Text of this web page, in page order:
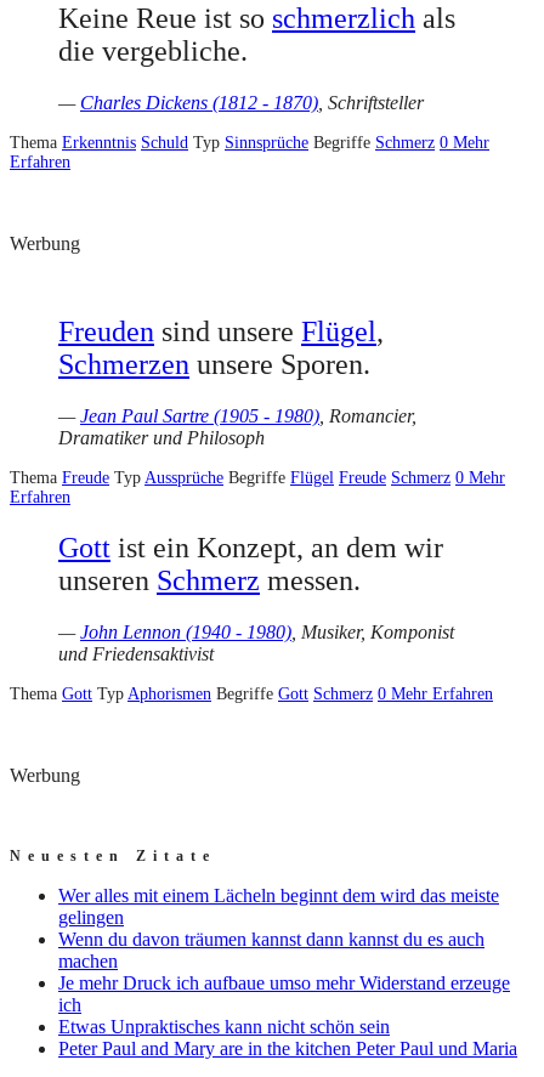
Keine Reue ist so schmerzlich als
die vergebliche.
— Charles Dickens (1812 - 1870) , Schriftsteller
Thema Erkenntnis Schuld Typ Sinnsprüche Begriffe Schmerz 0 Mehr
Erfahren
Werbung
Freuden sind unsere Flügel,
Schmerzen unsere Sporen.
—Jean Paul Sartre (1905 - 1980) , Romancier,
Dramatiker und Philosoph
Thema Freude Typ Aussprüche Begriffe Flügel Freude Schmerz 0 Mehr
Erfahren
Gott ist ein Konzept, an dem wir
unseren Schmerz messen.
—John Lennon (1940 - 1980) , Musiker, Komponist
und Friedensaktivist
Thema Gott Typ Aphorismen Begriffe Gott Schmerz 0 Mehr Erfahren
Werbung
Neuesten Zitate
Wer alles mit einem Lächeln beginnt dem wird das meiste
gelingen
Wenn du davon träumen kannst dann kannst du es auch
machen
Je mehr Druck ich aufbaue umso mehr Widerstand erzeuge
ich
Etwas Unpraktisches kann nicht schön sein
Peter Paul and Mary are in the kitchen Peter Paul und Maria